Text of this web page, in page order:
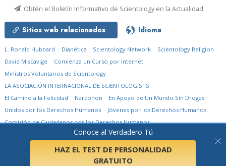
Conoce al Verdadero Tú
HAZ EL TEST DE PERSONALIDAD
GRATUITO
Obtén el Boletín Informativo de Scientology en la Actualidad
Sitios web relacionados Idioma
L. Ronald Hubbard Dianética Scientology Network
Scientology Religion
David Miscavige
Comienza un Curso por Internet
Ministros Voluntarios de Scientology
LA ASOCIACIÓN INTERNACIONAL DE SCIENTOLOGISTS
El Camino a la Felicidad
Narconon
En Apoyo de Un Mundo Sin Drogas
Unidos por los Derechos Humanos
Jóvenes por los Derechos Humanos
Comisión de Ciudadanos por los Derechos Humanos
Church of Scientology International.Todos los derechos reservados.
Aviso de privacidad •Política de cookies •Términos de uso•Aviso legal